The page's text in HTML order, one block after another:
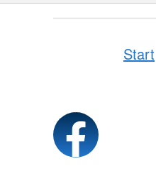
Start